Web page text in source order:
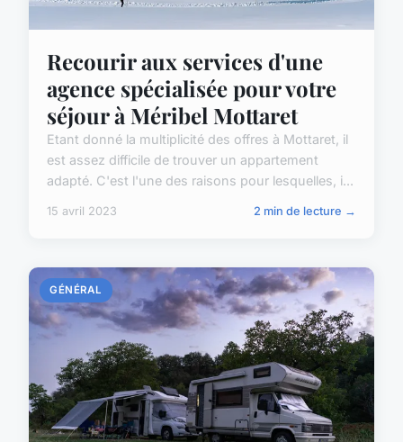
Recourir aux services d'une
agence spécialisée pour votre
séjour à Méribel Mottaret
Etant donné la multiplicité des offres à Mottaret, il
est assez difficile de trouver un appartement
adapté. C'est l'une des raisons pour lesquelles, i...
15 avril 2023 2 min de lecture →
GÉNÉRAL